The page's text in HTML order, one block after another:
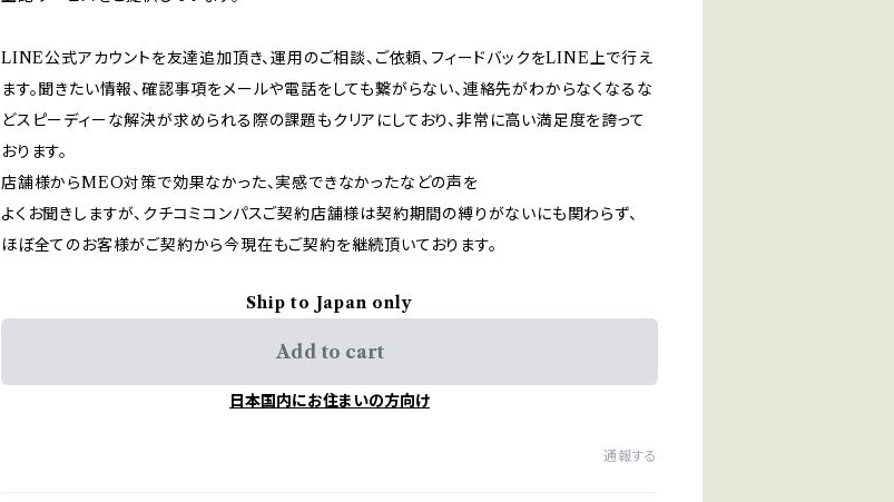
LINE公式アカウントを友達追加頂き、運用のご相談、ご依頼、フィードバックをLINE上で行え
ます。聞きたい情報、確認事項をメールや電話をしても繋がらない、連絡先がわからなくなるな
どスピーディーな解決が求められる際の課題もクリアにしており、非常に高い満足度を誇って
おります。
店舗様からMEO対策で効果なかった、実感できなかったなどの声を
よくお聞きしますが、クチコミコンパスご契約店舗様は契約期間の縛りがないにも関わらず、
ほぼ全てのお客様がご契約から今現在もご契約を継続頂いております。
Ship to Japan only
Add to cart
日本国内にお住まいの方向け
通報する